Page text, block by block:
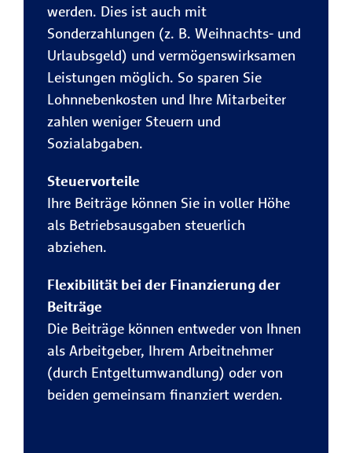
werden. Dies ist auch mit
Sonderzahlungen (z. B. Weihnachts- und
Urlaubsgeld) und vermögenswirksamen
Leistungen möglich. So sparen Sie
Lohnnebenkosten und Ihre Mitarbeiter
zahlen weniger Steuern und
Sozialabgaben.
Steuervorteile
Ihre Beiträge können Sie in voller Höhe
als Betriebsausgaben steuerlich
abziehen.
Flexibilität bei der Finanzierung der
Beiträge
Die Beiträge können entweder von Ihnen
als Arbeitgeber, Ihrem Arbeitnehmer
(durch Entgeltumwandlung) oder von
beiden gemeinsam finanziert werden.